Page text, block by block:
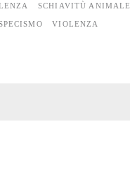
SCHIAVITÙ ANIMALE
VIOLENZA